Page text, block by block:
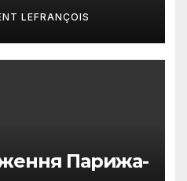
LEFRANÇOIS
Парижа-